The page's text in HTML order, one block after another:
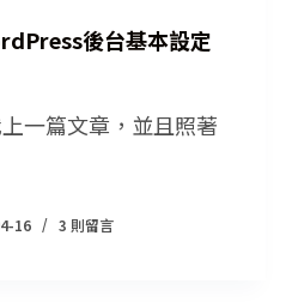
後台基本設定
一篇文章，並且照著
16 3 則留言